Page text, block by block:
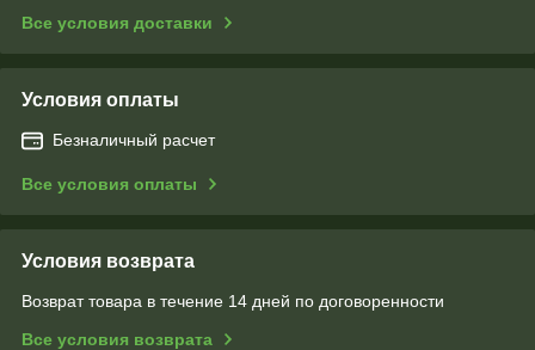
Все условия доставки
Условия оплаты
Безналичный расчет
Все условия оплаты
Условия возврата
Возврат товара в течение 14 дней по договоренности
Все условия возврата